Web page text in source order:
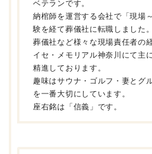
ベテランです。
納棺師を運営する会社で「現場
験を経て葬儀社に転職しました
葬儀社など様々な現場責任者の
イセ・メモリアル神奈川にて主
精進しております。
趣味はサウナ・ゴルフ・妻とグ
を一番大切にしています。
座右銘は「信義」です。